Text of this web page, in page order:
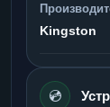
Kingston
💿